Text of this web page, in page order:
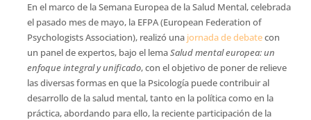
En el marco de la Semana Europea de la Salud Mental, celebrada
el pasado mes de mayo, la EFPA (European Federation of
Psychologists Association), realizó una jornada de debatecon
un panel de expertos, bajo el lemaSalud mental europea: un
enfoque integral y unificado, con el objetivo de poner de relieve
las diversas formas en que la Psicología puede contribuir al
desarrollo de la salud mental, tanto en la política como en la
práctica, abordando para ello, la reciente participación de la